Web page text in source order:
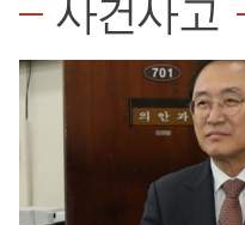
사건사고